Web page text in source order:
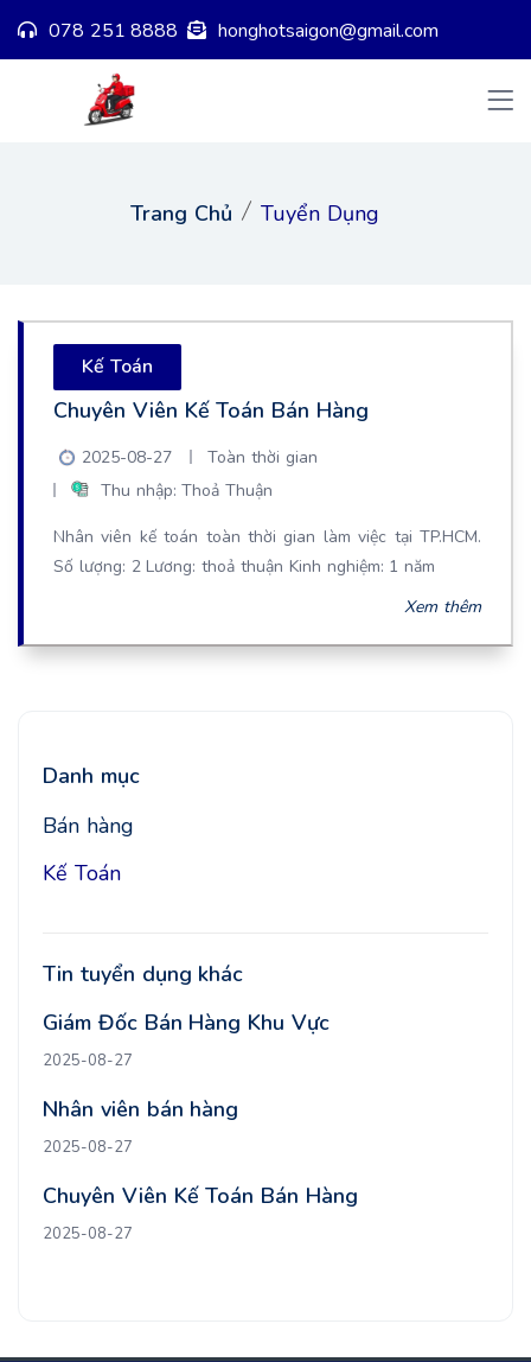
078 251 8888 honghotsaigon@gmail.com
Trang Chủ Tuyển Dụng
Kế Toán
Chuyên Viên Kế Toán Bán Hàng
2025-08-27
Toàn thời gian
Thu nhập: Thoả Thuận
Nhân viên kế toán toàn thời gian làm việc tại TP.HCM.
Số lượng: 2 Lương: thoả thuận Kinh nghiệm: 1 năm
Xem thêm
Danh mục
Bán hàng
Kế Toán
Tin tuyển dụng khác
Giám Đốc Bán Hàng Khu Vực
2025-08-27
Nhân viên bán hàng
2025-08-27
Chuyên Viên Kế Toán Bán Hàng
2025-08-27